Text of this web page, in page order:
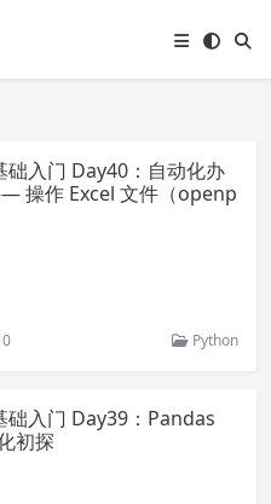
入门 Day40：自动化办
操作 Excel 文件（openp
0 Python
础入门 Day39：Pandas
初探